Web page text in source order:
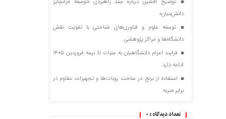
توضیح افشین درباره سند راهبردی «توسعه فرانچایز
دانش‌بنیان»
توسعه علوم و فناوری‌های شناختی با تقویت نقش
دانشگاه‌ها و مراکز پژوهشی
فرایند اعزام دانشگاهیان به عتبات تا نیمه فروردین ۱۴۰۵
ادامه دارد
استفاده از برنج در ساخت روبات‌ها و تجهیزات مقاوم در
برابر ضربه
تعداد دیدگاه : 0